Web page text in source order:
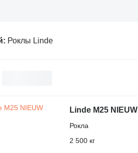
Роклы Linde
Linde M25 NIEUW
Рокла
2 500 кг